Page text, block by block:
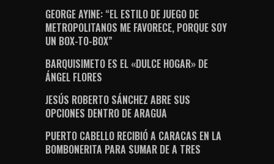
GEORGE AYINE: “EL ESTILO DE JUEGO DE
METROPOLITANOS ME FAVORECE, PORQUE SOY
UN BOX-TO-BOX”
BARQUISIMETO ES EL «DULCE HOGAR» DE
ÁNGEL FLORES
JESÚS ROBERTO SÁNCHEZ ABRE SUS
OPCIONES DENTRO DE ARAGUA
PUERTO CABELLO RECIBIÓ A CARACAS EN LA
BOMBONERITA PARA SUMAR DE A TRES